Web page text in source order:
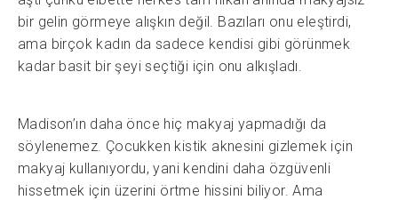
bir gelin görmeye alışkın değil. Bazıları onu eleştirdi,
ama birçok kadın da sadece kendisi gibi görünmek
kadar basit bir şeyi seçtiği için onu alkışladı.
Madison’ın daha önce hiç makyaj yapmadığı da
söylenemez. Çocukken kistik aknesini gizlemek için
makyaj kullanıyordu, yani kendini daha özgüvenli
hissetmek için üzerini örtme hissini biliyor. Ama